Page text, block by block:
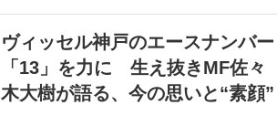
ヴィッセル神戸のエースナンバー
「13」を力に 生え抜きMF佐々
木大樹が語る、今の思いと“素顔”